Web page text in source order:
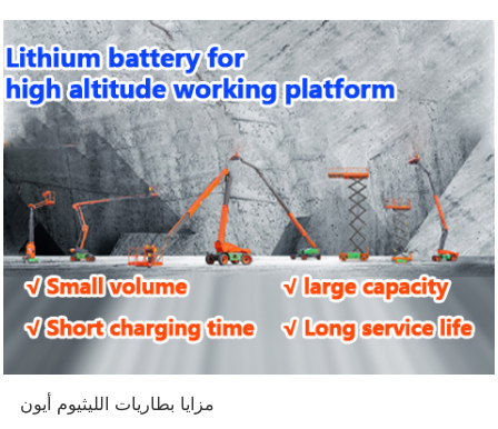
مزايا بطاريات الليثيوم أيون